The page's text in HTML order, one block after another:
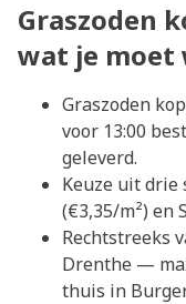
Graszoden
wat je moet
Graszoden
voor 13:00
geleverd.
Keuze uit drie
(€3,35/m²) en
Rechtstreeks
Drenthe —
thuis in